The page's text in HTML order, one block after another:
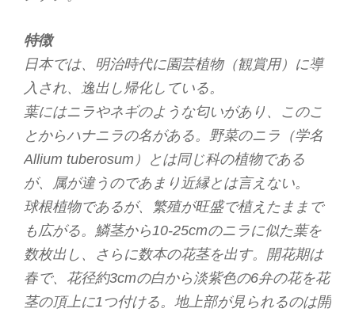
特徴
日本では、明治時代に園芸植物（観賞用）に導
入され、逸出し帰化している。
葉にはニラやネギのような匂いがあり、このこ
とからハナニラの名がある。野菜のニラ（学名
Allium tuberosum）とは同じ科の植物である
が、属が違うのであまり近縁とは言えない。
球根植物であるが、繁殖が旺盛で植えたままで
も広がる。鱗茎から10-25cmのニラに似た葉を
数枚出し、さらに数本の花茎を出す。開花期は
春で、花径約3cmの白から淡紫色の6弁の花を花
茎の頂上に1つ付ける。地上部が見られるのは開